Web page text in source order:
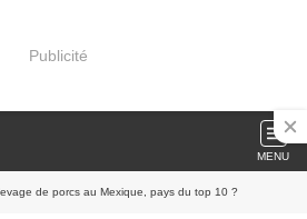
Publicité
MENU
de porcs au Mexique, pays du top 10 ?